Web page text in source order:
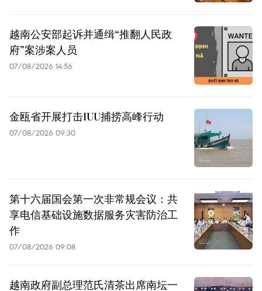
越南公安部起诉并通缉“推翻人民政
府”案涉案人员
07/08/2026 14:56
金瓯省开展打击IUU捕捞高峰行动
07/08/2026 09:30
第十六届国会第一次非常规会议：共
享电信基础设施数据服务灾害防治工
作
07/08/2026 09:08
越南政府副总理范氏清茶出席南坛一